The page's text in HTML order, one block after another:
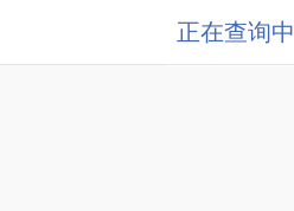
正在查询中